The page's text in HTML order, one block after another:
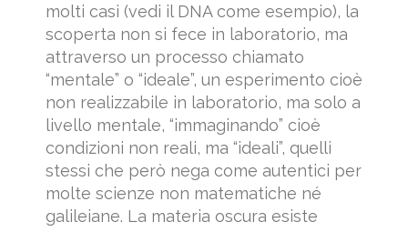
molti casi (vedi il DNA come esempio), la
scoperta non si fece in laboratorio, ma
attraverso un processo chiamato
“mentale” o “ideale”, un esperimento cioè
non realizzabile in laboratorio, ma solo a
livello mentale, “immaginando” cioè
condizioni non reali, ma “ideali”, quelli
stessi che però nega come autentici per
molte scienze non matematiche né
galileiane. La materia oscura esiste